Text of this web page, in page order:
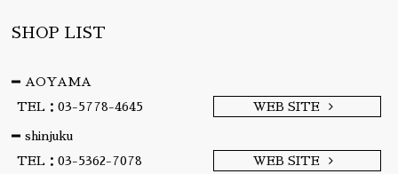
SHOP LIST
AOYAMA
TEL：03-5778-4645
WEB SITE
shinjuku
TEL：03-5362-7078
WEB SITE